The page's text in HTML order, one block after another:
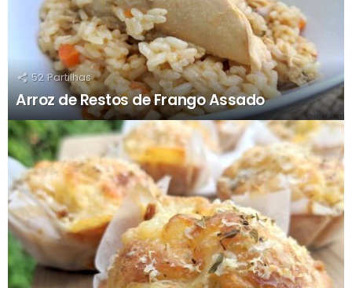
52 Partilhas
Arroz de Restos de Frango Assado